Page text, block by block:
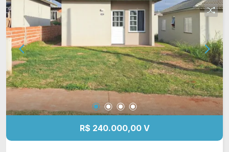
R$ 240.000,00 V